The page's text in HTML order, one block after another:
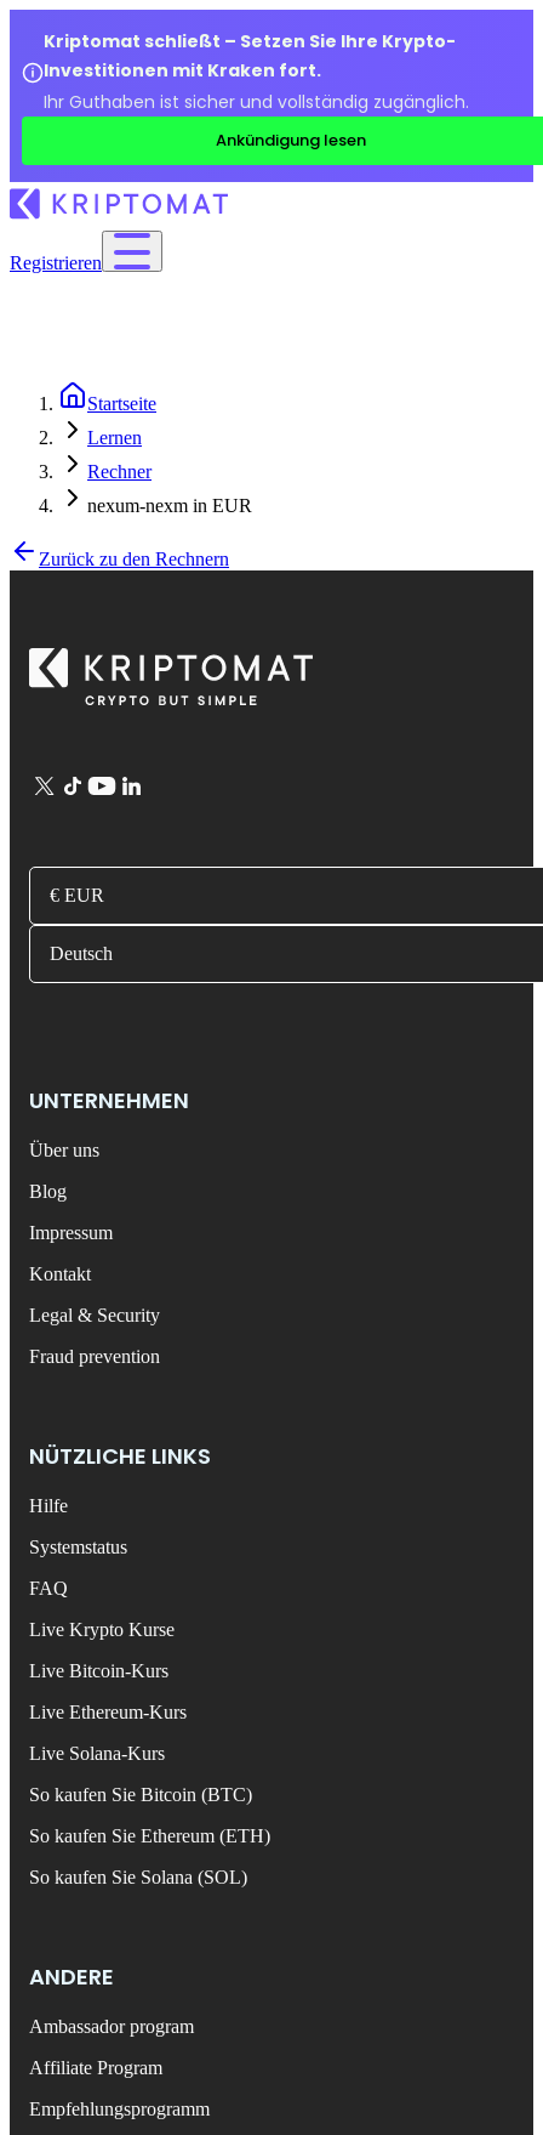
Kriptomat schließt – Setzen Sie Ihre Krypto-
Investitionen mit Kraken fort.
Ihr Guthaben ist sicher und vollständig zugänglich.
Ankündigung lesen
Registrieren
Startseite
Lernen
Rechner
nexum-nexm in EUR
Zurück zu den Rechnern
€ EUR
Deutsch
UNTERNEHMEN
Über uns
Blog
Impressum
Kontakt
Legal & Security
Fraud prevention
NÜTZLICHE LINKS
Hilfe
Systemstatus
FAQ
Live Krypto Kurse
Live Bitcoin-Kurs
Live Ethereum-Kurs
Live Solana-Kurs
So kaufen Sie Bitcoin (BTC)
So kaufen Sie Ethereum (ETH)
So kaufen Sie Solana (SOL)
ANDERE
Ambassador program
Affiliate Program
Empfehlungsprogramm